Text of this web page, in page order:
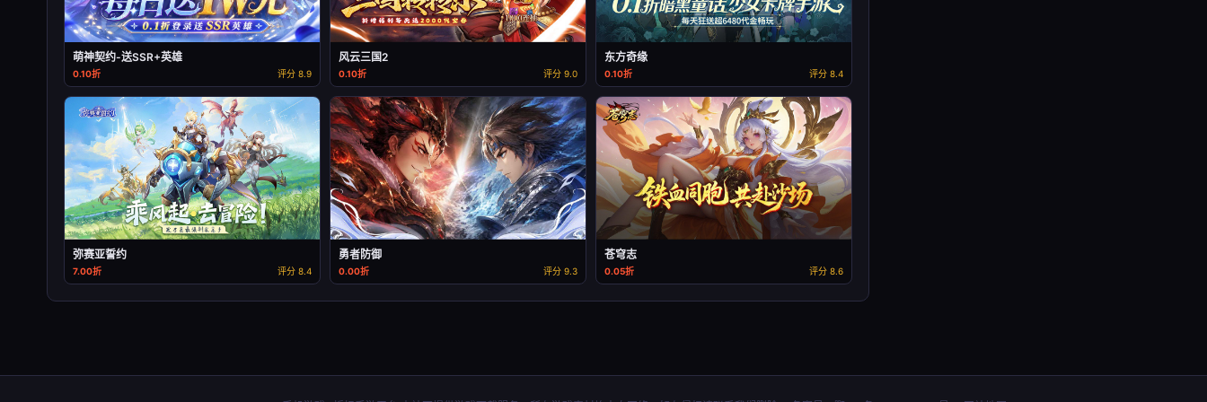
萌神契约-送SSR+英雄
0.10折 评分 8.9
风云三国2
0.10折 评分 9.0
东方奇缘
0.10折 评分 8.4
弥赛亚誓约
7.00折 评分 8.4
勇者防御
0.00折 评分 9.3
苍穹志
0.05折 评分 8.6